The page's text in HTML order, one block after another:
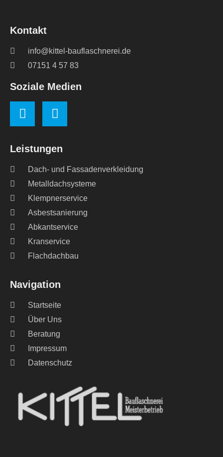
Navigation
Startseite
Über Uns
Beratung
Impressum
Datenschutz
Leistungen
Dach- und Fassadenverkleidung
Metalldachsysteme
Klempnerservice
Asbestsanierung
Abkantservice
Kranservice
Flachdachbau
Kontakt
info@kittel-bauflaschnerei.de
07151 4 57 83
Soziale Medien